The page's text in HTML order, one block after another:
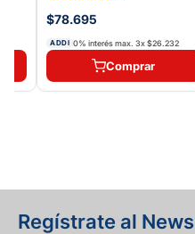
$78.695
ADDI 0% interés max.3x$26.232
Comprar
Regístrate al